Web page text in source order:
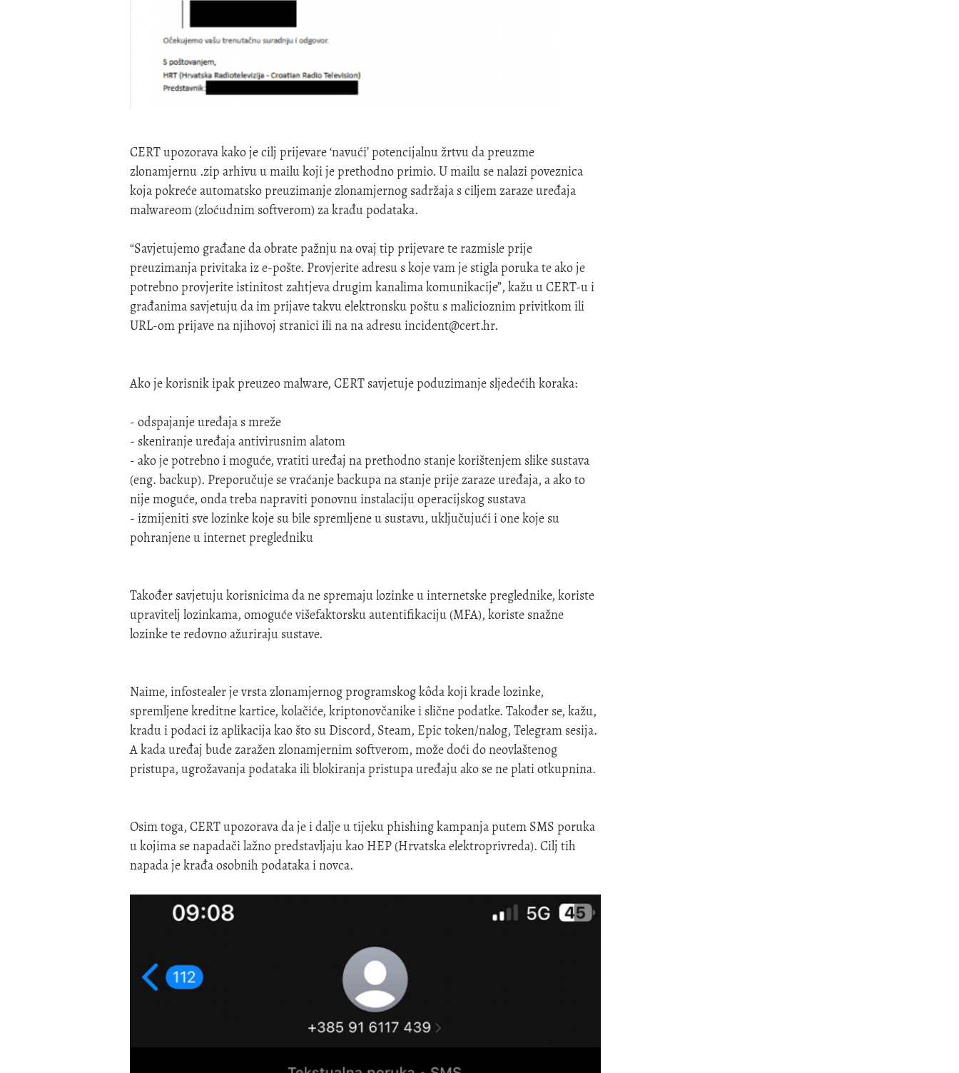
CERT upozorava kako je cilj prijevare ‘navući’ potencijalnu žrtvu da preuzme
zlonamjernu .zip arhivu u mailu koji je prethodno primio. U mailu se nalazi poveznica
koja pokreće automatsko preuzimanje zlonamjernog sadržaja s ciljem zaraze uređaja
malwareom (zloćudnim softverom) za krađu podataka.
“Savjetujemo građane da obrate pažnju na ovaj tip prijevare te razmisle prije
preuzimanja privitaka iz e-pošte. Provjerite adresu s koje vam je stigla poruka te ako je
potrebno provjerite istinitost zahtjeva drugim kanalima komunikacije”, kažu u CERT-u i
građanima savjetuju da im prijave takvu elektronsku poštu s malicioznim privitkom ili
URL-om prijave na njihovoj stranici ili na na adresuincident@cert.hr.
Ako je korisnik ipak preuzeo malware, CERT savjetuje poduzimanje sljedećih koraka:
- odspajanje uređaja s mreže
- skeniranje uređaja antivirusnim alatom
- ako je potrebno i moguće, vratiti uređaj na prethodno stanje korištenjem slike sustava
(eng. backup). Preporučuje se vraćanje backupa na stanje prije zaraze uređaja, a ako to
nije moguće, onda treba napraviti ponovnu instalaciju operacijskog sustava
- izmijeniti sve lozinke koje su bile spremljene u sustavu, uključujući i one koje su
pohranjene u internet pregledniku
Također savjetuju korisnicima da ne spremaju lozinke u internetske preglednike, koriste
upravitelj lozinkama, omoguće višefaktorsku autentifikaciju (MFA), koriste snažne
lozinke te redovno ažuriraju sustave.
Naime, infostealer je vrsta zlonamjernog programskog kôda koji krade lozinke,
spremljene kreditne kartice, kolačiće, kriptonovčanike i slične podatke. Također se, kažu,
kradu i podaci iz aplikacija kao što su Discord, Steam, Epic token/nalog, Telegram sesija.
A kada uređaj bude zaražen zlonamjernim softverom, može doći do neovlaštenog
pristupa, ugrožavanja podataka ili blokiranja pristupa uređaju ako se ne plati otkupnina.
Osim toga, CERT upozorava da je i dalje u tijeku phishing kampanja putem SMS poruka
u kojima se napadači lažno predstavljaju kao HEP (Hrvatska elektroprivreda). Cilj tih
napada je krađa osobnih podataka i novca.